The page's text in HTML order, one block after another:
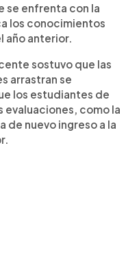
se enfrenta con la
los conocimientos
año anterior.
sostuvo que las
arrastran se
los estudiantes de
evaluaciones, como la
de nuevo ingreso a la